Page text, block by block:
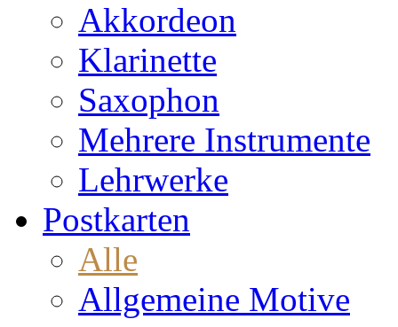
Akkordeon
Klarinette
Saxophon
Mehrere Instrumente
Lehrwerke
Postkarten
Alle
Allgemeine Motive